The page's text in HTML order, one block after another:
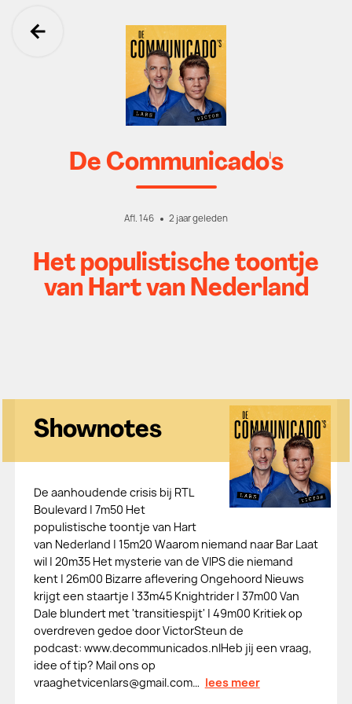
Ga terug
De Communicado's
Afl. 146 2 jaar geleden
Het populistische toontje
van Hart van Nederland
Shownotes
De aanhoudende crisis bij RTL
Boulevard | 7m50 Het
populistische toontje van Hart
van Nederland | 15m20 Waarom niemand naar Bar Laat
wil | 20m35 Het mysterie van de VIPS die niemand
kent | 26m00 Bizarre aflevering Ongehoord Nieuws
krijgt een staartje | 33m45 Knightrider | 37m00 Van
Dale blundert met 'transitiespijt' | 49m00 Kritiek op
overdreven gedoe door VictorSteun de
podcast: ⁠⁠⁠⁠⁠⁠⁠⁠⁠⁠⁠www.decommunicados.nl⁠⁠⁠⁠⁠⁠⁠⁠⁠⁠⁠Heb jij een vraag,
idee of tip? Mail ons op
⁠⁠⁠⁠⁠⁠⁠⁠⁠⁠⁠⁠⁠⁠⁠⁠⁠⁠⁠⁠⁠⁠⁠⁠⁠⁠⁠⁠⁠⁠⁠⁠⁠⁠⁠⁠⁠⁠⁠⁠vraaghetvicenlars@gmail.com⁠⁠⁠⁠⁠⁠⁠⁠⁠⁠⁠⁠⁠⁠⁠⁠⁠⁠⁠⁠⁠⁠⁠… lees meer